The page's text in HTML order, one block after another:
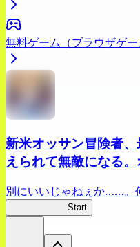
無料ゲーム（ブラウザゲ
新米オッサン冒険者
えられて無敵になる
別にいいじゃねぇか……。
Start